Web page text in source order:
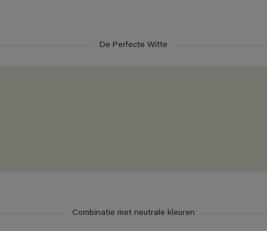
De Perfecte Witte
Combinatie met neutrale kleuren